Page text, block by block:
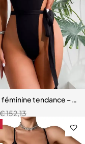
et cuir PU, col
féminine tendance –
€152,13